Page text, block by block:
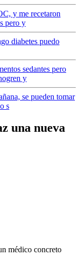
y me recetaron
pero y
diabetes puedo
sedantes pero
y
se pueden tomar
s
una nueva
médico concreto